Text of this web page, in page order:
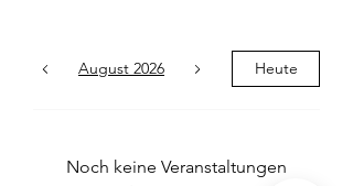
August 2026 Heute
Noch keine Veranstaltungen